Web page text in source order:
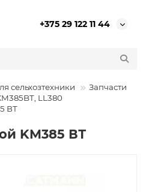
+375 29 122 11 44
сельхозтехники
Запчасти
LL380
ВТ
KM385 ВТ